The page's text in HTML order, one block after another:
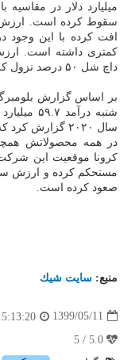
افت کرده با این وجود
داچ شل ۵۰ درصد نزول کرده است.
بر اساس گزارش
سال ۲۰۲۰ گزارش
در همه محصولاتش
کرونا موقعیت این
صعود کرده است.
منبع: سایت شیك
1399/05/11